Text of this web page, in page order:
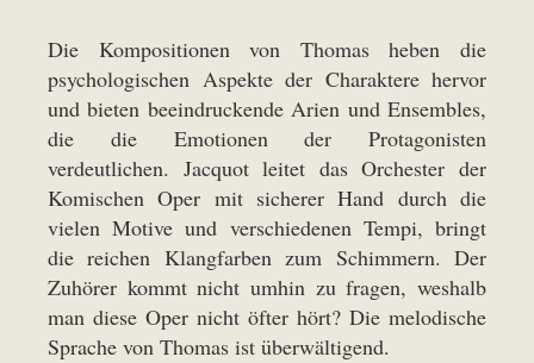
Die Kompositionen von Thomas heben die
psychologischen Aspekte der Charaktere hervor
und bieten beeindruckende Arien und Ensembles,
die die Emotionen der Protagonisten
verdeutlichen. Jacquot leitet das Orchester der
Komischen Oper mit sicherer Hand durch die
vielen Motive und verschiedenen Tempi, bringt
die reichen Klangfarben zum Schimmern. Der
Zuhörer kommt nicht umhin zu fragen, weshalb
man diese Oper nicht öfter hört? Die melodische
Sprache von Thomas ist überwältigend.